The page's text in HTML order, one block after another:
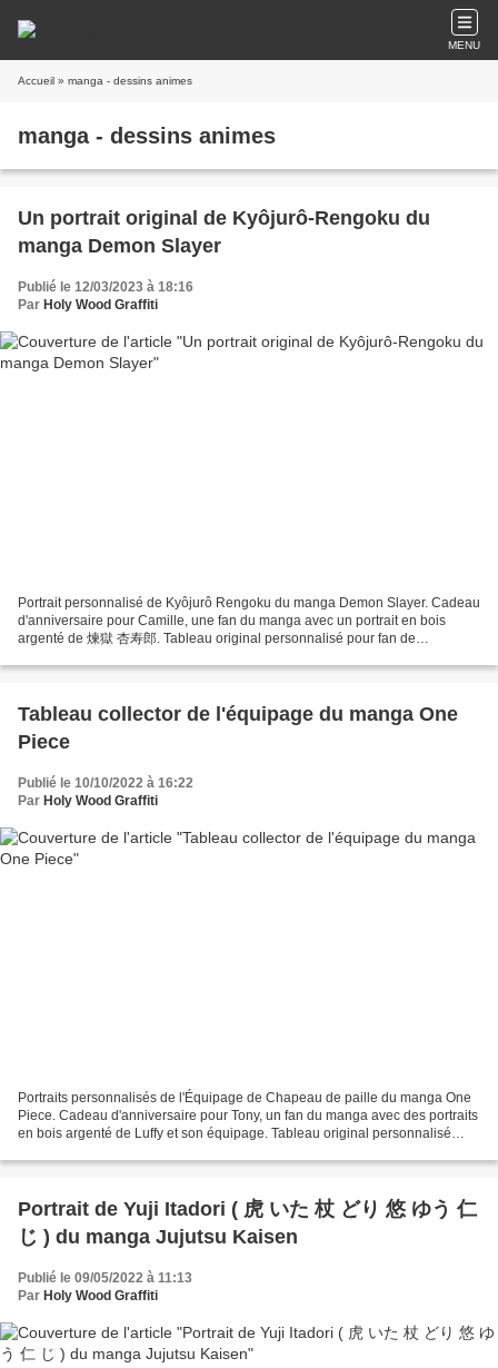
MENU
Accueil » manga - dessins animes
manga - dessins animes
Un portrait original de Kyôjurô-Rengoku du
manga Demon Slayer
Publié le 12/03/2023 à 18:16
Par Holy Wood Graffiti
Portrait personnalisé de Kyôjurô Rengoku du manga Demon Slayer. Cadeau
d'anniversaire pour Camille, une fan du manga avec un portrait en bois
argenté de 煉獄 杏寿郎. Tableau original personnalisé pour fan de
Tableau collector de l'équipage du manga One
Piece
Publié le 10/10/2022 à 16:22
Par Holy Wood Graffiti
Portraits personnalisés de l'Équipage de Chapeau de paille du manga One
Piece. Cadeau d'anniversaire pour Tony, un fan du manga avec des portraits
en bois argenté de Luffy et son équipage. Tableau original personnalisé
Portrait de Yuji Itadori ( 虎 いた 杖 どり 悠 ゆう 仁
じ ) du manga Jujutsu Kaisen
Publié le 09/05/2022 à 11:13
Par Holy Wood Graffiti